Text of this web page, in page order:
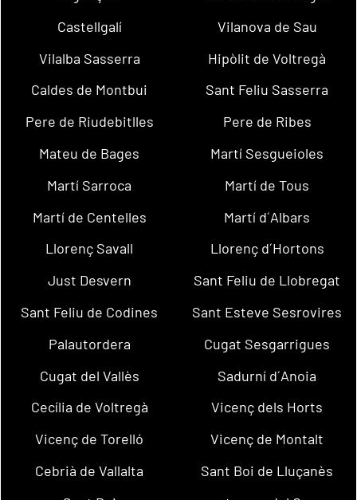
Castellgalí
Vilanova de Sau
Vilalba Sasserra
Hipòlit de Voltregà
Caldes de Montbui
Sant Feliu Sasserra
Pere de Riudebitlles
Pere de Ribes
Mateu de Bages
Martí Sesgueioles
Martí Sarroca
Martí de Tous
Martí de Centelles
Martí d´Albars
Llorenç Savall
Llorenç d´Hortons
Just Desvern
Sant Feliu de Llobregat
Sant Feliu de Codines
Sant Esteve Sesrovires
Palautordera
Cugat Sesgarrigues
Cugat del Vallès
Sadurní d´Anoia
Cecília de Voltregà
Vicenç dels Horts
Vicenç de Torelló
Vicenç de Montalt
Cebrià de Vallalta
Sant Boi de Lluçanès